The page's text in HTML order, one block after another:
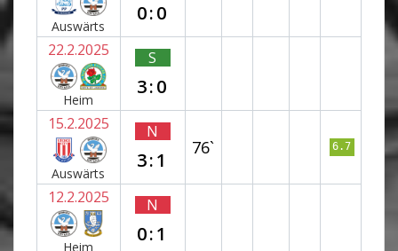
Auswärts
0:0
22.2.2025
Heim
S
3:0
15.2.2025
Auswärts
N
3:1
76` 6.7
12.2.2025
Heim
N
0:1